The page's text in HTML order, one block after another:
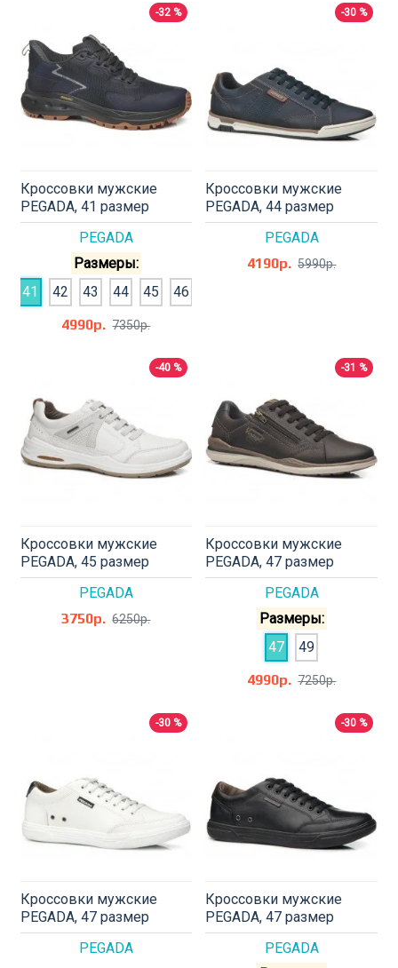
-32 %
PEGADA
Кроссовки мужские
PEGADA, 41 размер
Размеры:
41
42 43 44 45
46
4990р. 7350р.
-30 %
PEGADA
Кроссовки мужские
PEGADA, 44 размер
4190р. 5990р.
-40 %
PEGADA
Кроссовки мужские
PEGADA, 45 размер
3750р. 6250р.
-31 %
PEGADA
Кроссовки мужские
PEGADA, 47 размер
Размеры:
47
49
4990р. 7250р.
-30 %
PEGADA
Кроссовки мужские
PEGADA, 47 размер
-30 %
PEGADA
Кроссовки мужские
PEGADA, 47 размер